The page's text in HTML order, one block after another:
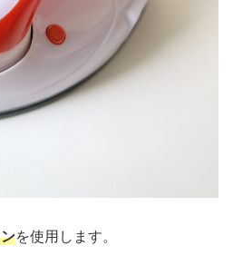
を使用します。